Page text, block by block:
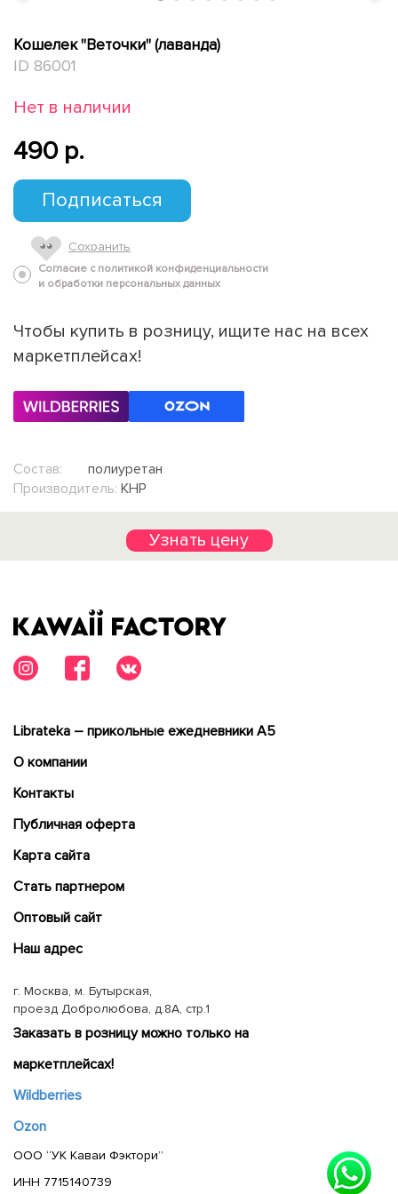
Кошелек "Веточки" (лаванда)
ID 86001
Нет в наличии
490 p.
Подписаться
Сохранить
Согласие с политикой конфиденциальности
и обработки персональных данных
Чтобы купить в розницу, ищите нас на всех
маркетплейсах!
Состав:
полиуретан
Производитель: КНР
Узнать цену
Librateka – прикольные ежедневники А5
О компании
Контакты
Публичная оферта
Карта сайта
Cтать партнером
Оптовый сайт
Наш адрес
г. Москва, м. Бутырская,
проезд Добролюбова, д.8А, стр.1
Заказать в розницу можно только на
маркетплейсах!
Wildberries
Ozon
ООО “УК Каваи Фэктори”
ИНН 7715140739